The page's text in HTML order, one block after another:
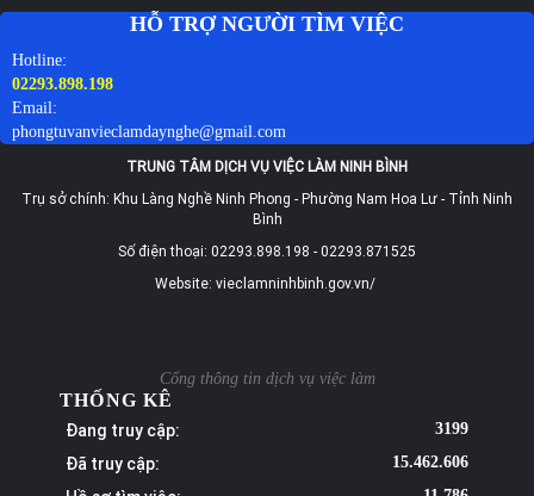
HỖ TRỢ NGƯỜI TÌM VIỆC
Hotline:
02293.898.198
Email:
phongtuvanvieclamdaynghe@gmail.com
TRUNG TÂM DỊCH VỤ VIỆC LÀM NINH BÌNH
Trụ sở chính: Khu Làng Nghề Ninh Phong - Phường Nam Hoa Lư - Tỉnh Ninh
Bình
Số điện thoại: 02293.898.198 - 02293.871525
Website: vieclamninhbinh.gov.vn/
Cổng thông tin dịch vụ việc làm
THỐNG KÊ
Đang truy cập: 3199
Đã truy cập: 15.462.606